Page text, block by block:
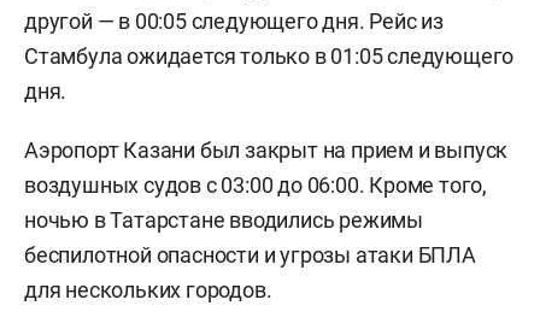
другой — в 00:05 следующего дня. Рейс из
Стамбула ожидается только в 01:05 следующего
дня.
Аэропорт Казани был закрыт на прием и выпуск
воздушных судов с 03:00 до 06:00. Кроме того,
ночью в Татарстане вводились режимы
беспилотной опасности и угрозы атаки БПЛА
для нескольких городов.